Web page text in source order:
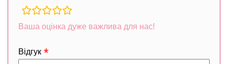
rating
fields
Ваша оцінка дуже важлива для нас!
Відгук